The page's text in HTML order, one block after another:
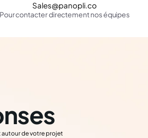
Sales@panopli.co
Pour contacter directement nos équipes
autour de votre projet